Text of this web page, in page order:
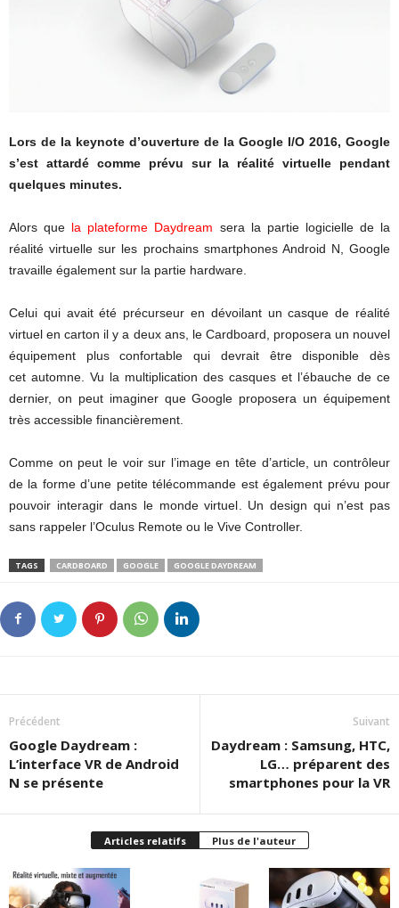
Lors de la keynote d’ouverture de la Google I/O 2016, Google
s’est attardé comme prévu sur la réalité virtuelle pendant
quelques minutes.
Alors que la plateforme Daydream sera la partie logicielle de la
réalité virtuelle sur les prochains smartphones Android N, Google
travaille également sur la partie hardware.
Celui qui avait été précurseur en dévoilant un casque de réalité
virtuel en carton il y a deux ans, le Cardboard, proposera un nouvel
équipement plus confortable qui devrait être disponible dès
cet automne. Vu la multiplication des casques et l’ébauche de ce
dernier, on peut imaginer que Google proposera un équipement
très accessible financièrement.
Comme on peut le voir sur l’image en tête d’article, un contrôleur
de la forme d’une petite télécommande est également prévu pour
pouvoir interagir dans le monde virtuel. Un design qui n’est pas
sans rappeler l’Oculus Remote ou le Vive Controller.
TAGS CARDBOARD GOOGLE GOOGLE DAYDREAM
Précédent
Google Daydream :
L’interface VR de Android
N se présente
Suivant
Daydream : Samsung, HTC,
LG… préparent des
smartphones pour la VR
Articles relatifs Plus de l'auteur